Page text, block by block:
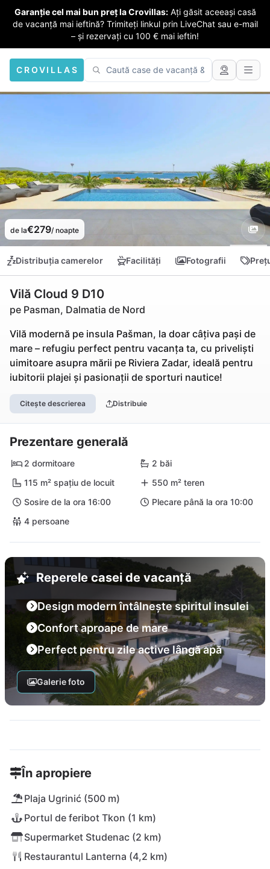
Garanție cel mai bun preț la Crovillas: Ați găsit aceeași casă
de vacanță mai ieftină? Trimiteți linkul prin LiveChat sau e-mail
– și rezervați cu 100 € mai ieftin!
CROVILLAS
de la€279/ noapte
Distribuția camerelor Facilități Fotografii
Vilă Cloud 9 D10
pe Pasman, Dalmatia de Nord
Vilă modernă pe insula Pašman, la doar câțiva pași de
mare – refugiu perfect pentru vacanța ta, cu priveliști
uimitoare asupra mării pe Riviera Zadar, ideală pentru
iubitorii plajei și pasionații de sporturi nautice!
Citește descrierea Distribuie
Prezentare generală
2 dormitoare
2 băi
115 m² spațiu de locuit
550 m² teren
Sosire de la ora 16:00
Plecare până la ora 10:00
4 persoane
Reperele casei de vacanță
Design modern întâlnește spiritul insulei
Confort aproape de mare
Perfect pentru zile active lângă apă
Galerie foto
În apropiere
Plaja Ugrinić (500 m)
Portul de feribot Tkon (1 km)
Supermarket Studenac (2 km)
Restaurantul Lanterna (4,2 km)